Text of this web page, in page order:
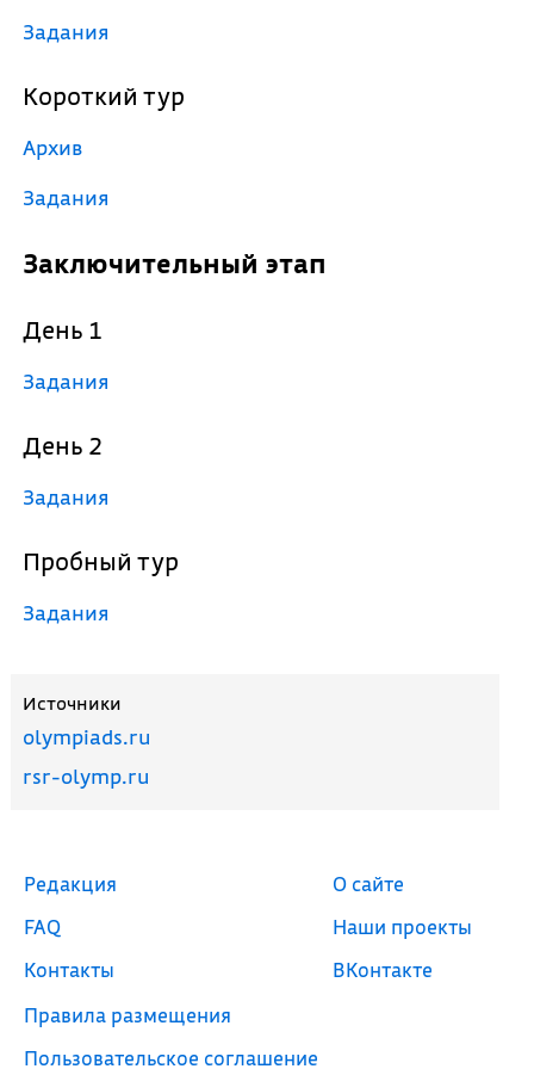
Задания
Короткий тур
Архив
Задания
Заключительный этап
День 1
Задания
День 2
Задания
Пробный тур
Задания
Источники
olympiads.ru
rsr-olymp.ru
Редакция
FAQ
Контакты
Правила размещения
Пользовательское соглашение
О сайте
Наши проекты
ВКонтакте